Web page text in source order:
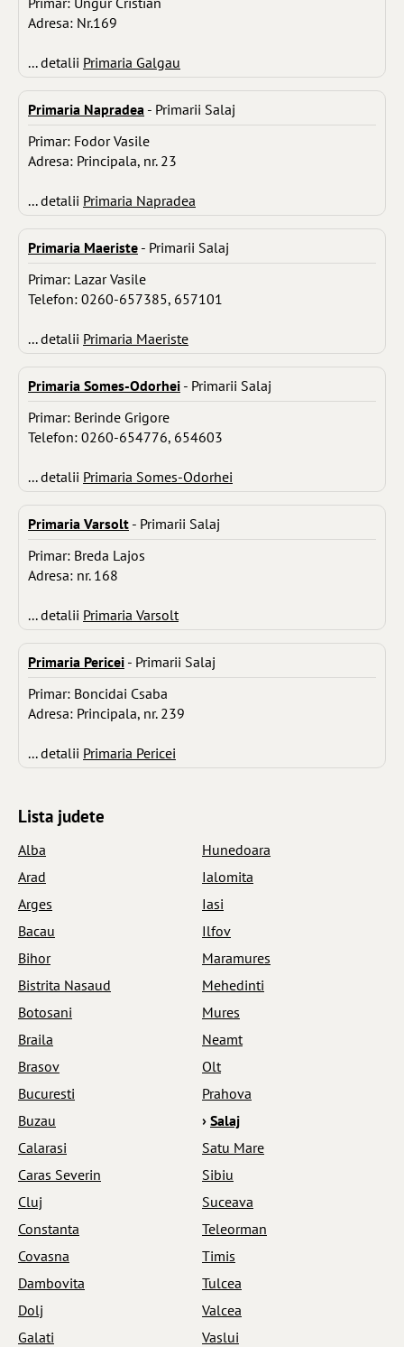
Adresa: Nr.169
... detalii Primaria Galgau
Primaria Napradea - Primarii Salaj
Primar: Fodor Vasile
Adresa: Principala, nr. 23
... detalii Primaria Napradea
Primaria Maeriste - Primarii Salaj
Primar: Lazar Vasile
Telefon: 0260-657385, 657101
... detalii Primaria Maeriste
Primaria Somes-Odorhei - Primarii Salaj
Primar: Berinde Grigore
Telefon: 0260-654776, 654603
... detalii Primaria Somes-Odorhei
Primaria Varsolt - Primarii Salaj
Primar: Breda Lajos
Adresa: nr. 168
... detalii Primaria Varsolt
Primaria Pericei - Primarii Salaj
Primar: Boncidai Csaba
Adresa: Principala, nr. 239
... detalii Primaria Pericei
Lista judete
Alba
Arad
Arges
Bacau
Bihor
Bistrita Nasaud
Botosani
Braila
Brasov
Bucuresti
Buzau
Calarasi
Caras Severin
Cluj
Constanta
Covasna
Dambovita
Dolj
Galati
Hunedoara
Ialomita
Iasi
Ilfov
Maramures
Mehedinti
Mures
Neamt
Olt
Prahova
› Salaj
Satu Mare
Sibiu
Suceava
Teleorman
Timis
Tulcea
Valcea
Vaslui